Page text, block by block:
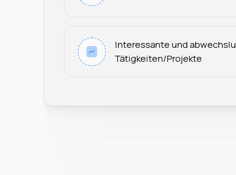
Interessante und
Tätigkeiten/Projekte